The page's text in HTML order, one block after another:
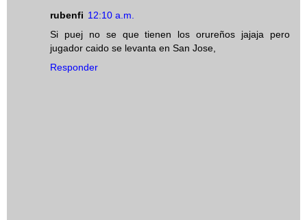
rubenfi 12:10 a.m.
Si puej no se que tienen los orureños jajaja pero
jugador caido se levanta en San Jose,
Responder